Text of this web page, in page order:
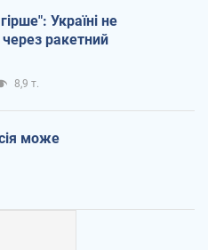
Україні не
через ракетний
8,9 т.
може